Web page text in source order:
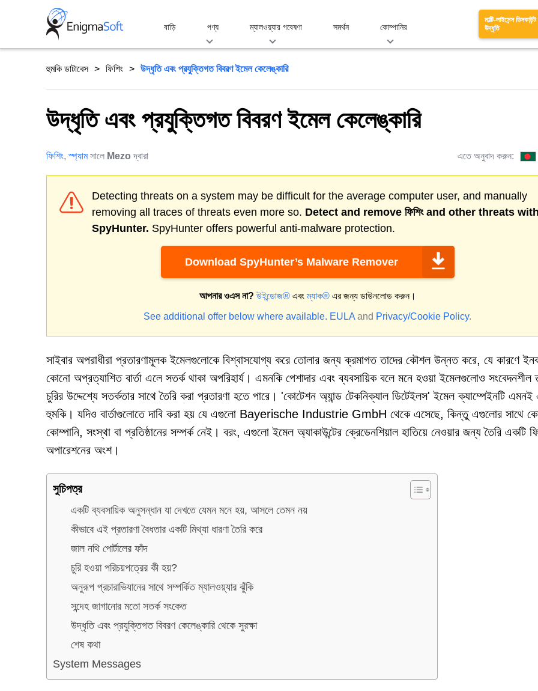
বাড়ি পণ্য ম্যালওয়্যার গবেষণা সমর্থন কোম্পানির
মাল্টি-লাইসেন্স ডিসকাউন্ট
উদ্ধৃতি
হুমকি ডাটাবেস ফিশিং উদ্ধৃতি এবং প্রযুক্তিগত বিবরণ ইমেল কেলেঙ্কারি
উদ্ধৃতি এবং প্রযুক্তিগত বিবরণ ইমেল কেলেঙ্কারি
ফিশিং,স্প্যামসালে Mezo দ্বারা এতে অনুবাদ করুন:
Detecting threats on a system may be difficult for the average computer user, and manually
removing all traces of threats even more so. Detect and remove ফিশিংand other threats with
SpyHunter. SpyHunter offers powerful anti-malware protection.
Download SpyHunter’s Malware Remover
আপনার ওএস না? উইন্ডোজ®এবংম্যাক®এর জন্য ডাউনলোড করুন।
See additional offer below where available. EULA and Privacy/Cookie Policy.
সাইবার অপরাধীরা প্রতারণামূলক ইমেলগুলোকে বিশ্বাসযোগ্য করে তোলার জন্য ক্রমাগত তাদের কৌশল উন্নত করে, যে কারণে
কোনো অপ্রত্যাশিত বার্তা এলে সতর্ক থাকা অপরিহার্য। এমনকি পেশাদার এবং ব্যবসায়িক বলে মনে হওয়া ইমেলগুলোও সংবেদনশীল
চুরির উদ্দেশ্যে সতর্কতার সাথে তৈরি করা প্রতারণা হতে পারে। 'কোটেশন অ্যান্ড টেকনিক্যাল ডিটেইলস' ইমেল ক্যাম্পেইনটি এমনই
হুমকি। যদিও বার্তাগুলোতে দাবি করা হয় যে এগুলো Bayerische Industrie GmbH থেকে এসেছে, কিন্তু এগুলোর সাথে
কোম্পানি, সংস্থা বা প্রতিষ্ঠানের সম্পর্ক নেই। বরং, এগুলো ইমেল অ্যাকাউন্টের ক্রেডেনশিয়াল হাতিয়ে নেওয়ার জন্য তৈরি একটি
অপারেশনের অংশ।
সুচিপত্র
একটি ব্যবসায়িক অনুসন্ধান যা দেখতে যেমন মনে হয়, আসলে তেমন নয়
কীভাবে এই প্রতারণা বৈধতার একটি মিথ্যা ধারণা তৈরি করে
জাল নথি পোর্টালের ফাঁদ
চুরি হওয়া পরিচয়পত্রের কী হয়?
অনুরূপ প্রচারাভিযানের সাথে সম্পর্কিত ম্যালওয়্যার ঝুঁকি
সন্দেহ জাগানোর মতো সতর্ক সংকেত
উদ্ধৃতি এবং প্রযুক্তিগত বিবরণ কেলেঙ্কারি থেকে সুরক্ষা
শেষ কথা
System Messages